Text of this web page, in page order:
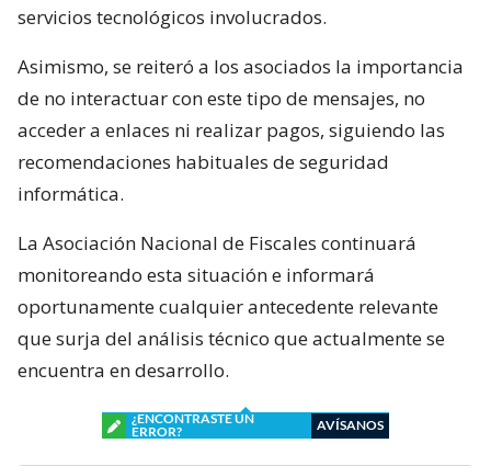
servicios tecnológicos involucrados.
Asimismo, se reiteró a los asociados la importancia
de no interactuar con este tipo de mensajes, no
acceder a enlaces ni realizar pagos, siguiendo las
recomendaciones habituales de seguridad
informática.
La Asociación Nacional de Fiscales continuará
monitoreando esta situación e informará
oportunamente cualquier antecedente relevante
que surja del análisis técnico que actualmente se
encuentra en desarrollo.
¿ENCONTRASTE UN
ERROR?
AVÍSANOS